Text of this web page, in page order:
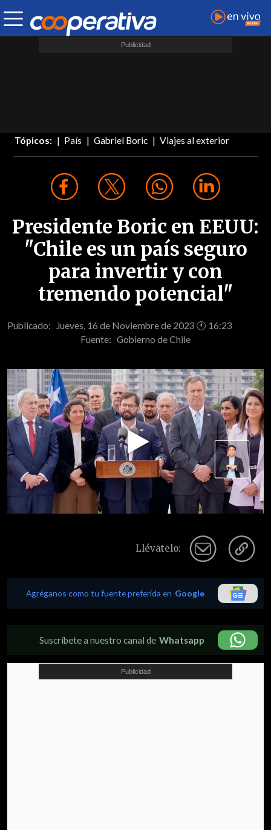
Tópicos: País Gabriel Boric Viajes al exterior
Presidente Boric en EEUU:
"Chile es un país seguro
para invertir y con
tremendo potencial"
Publicado: Jueves, 16 de Noviembre de 2023 🕐 16:23
Fuente: Gobierno de Chile
Play
Video
Llévatelo:
Agréganos como tu fuente preferida en Google
Suscríbete a nuestro canal de Whatsapp